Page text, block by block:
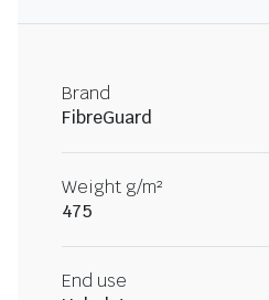
Brand
FibreGuard
Weight g/m²
475
End use